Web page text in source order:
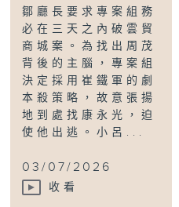
鄒廳長要求專案組務
必在三天之內破雲貿
商城案。為找出周茂
背後的主腦，專案組
決定採用崔鐵軍的劇
本殺策略，故意張揚
地到處找康永光，迫
使他出逃。小呂...
03/07/2026
收看